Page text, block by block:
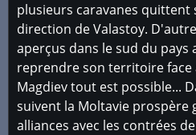
plusieurs caravanes quittent
direction de Valastoy.
aperçus dans le sud du pays
reprendre son territoire face
Magdiev tout est possible...
suivent la Moltavie prospère
alliances avec les contrées